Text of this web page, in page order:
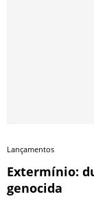
Lançamentos
Extermínio:
genocida